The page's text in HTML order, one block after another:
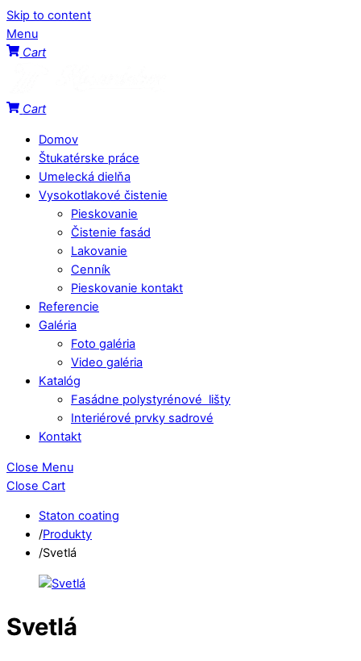
Skip to content
Menu
Cart
Cart
Domov
Štukatérske práce
Umelecká dielňa
Vysokotlakové čistenie
Pieskovanie
Čistenie fasád
Lakovanie
Cenník
Pieskovanie kontakt
Referencie
Galéria
Foto galéria
Video galéria
Katalóg
Fasádne polystyrénové lišty
Interiérové prvky sadrové
Kontakt
Close Menu
Close Cart
Staton coating
/Produkty
/Svetlá
Svetlá